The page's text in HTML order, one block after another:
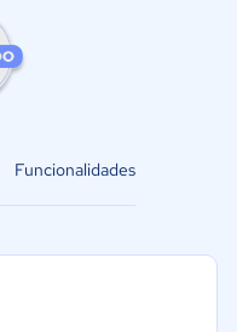
Funcionalidades